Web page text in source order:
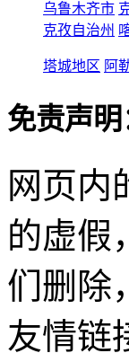
乌鲁木齐市
克孜自治州
塔城地区 阿
免责声明
网页内
的虚假
们删除
友情链